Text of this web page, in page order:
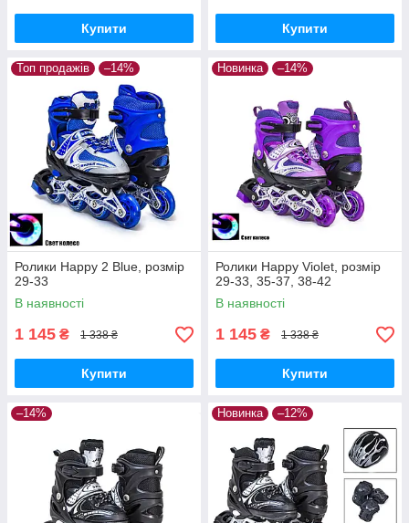
Купити Купити
Топ продажів –14%
Ролики Happy 2 Blue, розмір
29-33
В наявності
1 145 ₴ 1 338 ₴
Купити
Новинка –14%
Ролики Happy Violet, розмір
29-33, 35-37, 38-42
В наявності
1 145 ₴ 1 338 ₴
Купити
–14% Новинка –12%